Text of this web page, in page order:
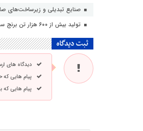
صنایع تبدیلی و زیرساخت‌های
تولید بیش از ۶۰۰ هزار تن برنج سفید در سال زراعی امسال
ثبت دیدگاه
دیدگاه های
پیام هایی که
پیام هایی که